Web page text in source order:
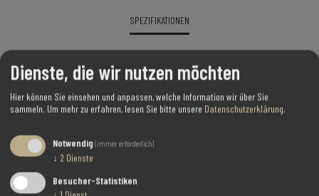
SPEZIFIKATIONEN
MODELL
P88
FARBE
BRAUN
BENUTZER, DIE DIESEN ARTIKEL GEKAUFT HABEN, HABEN AUCH GEKAUFT
Dienste, die wir nutzen möchten
Hier können Sie einsehen und anpassen, welche Information wir über Sie
sammeln. Um mehr zu erfahren, lesen Sie bitte unsere Datenschutzerklärung.
Notwendig (immer erforderlich)
↓ 2 Dienste
Besucher-Statistiken